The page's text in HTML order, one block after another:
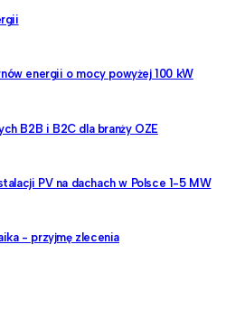
energii o mocy powyżej 100 kW
B2B i B2C dla branży OZE
PV na dachach w Polsce 1-5 MW
- przyjmę zlecenia